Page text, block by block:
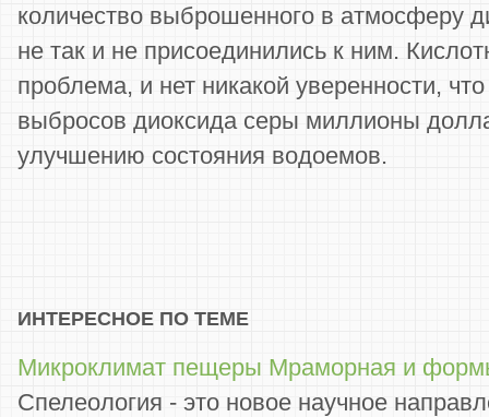
количество выброшенного в атмосферу
не так и не присоединились к ним.
проблема, и нет никакой уверенности,
выбросов диоксида серы миллионы
улучшению состояния водоемов.
ИНТЕРЕСНОЕ ПО ТЕМЕ
Микроклимат пещеры Мраморная и
Спелеология - это новое научное